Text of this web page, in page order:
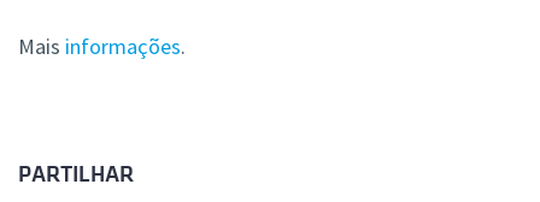
Mais informações.
PARTILHAR